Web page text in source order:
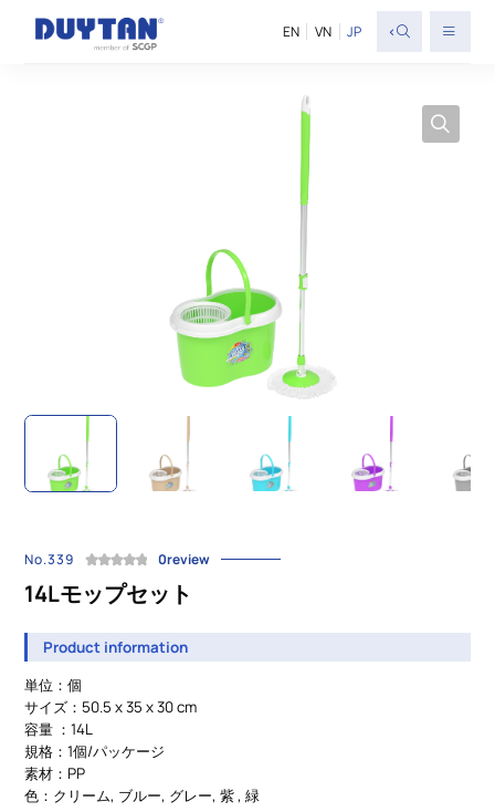
EN VN JP <
No.339 0review
14Lモップセット
Product information
単位：個
サイズ：50.5 x 35 x 30 cm
容量 ：14L
規格：1個/パッケージ
素材：PP
色：クリーム, ブルー, グレー, 紫 , 緑